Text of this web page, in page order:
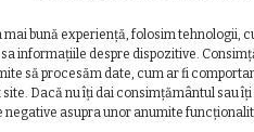
mai bună experiență, folosim tehnologii,
informațiile despre dispozitive.
să procesăm date, cum ar fi
site. Dacă nu îți dai consimțământul sau
negative asupra unor anumite